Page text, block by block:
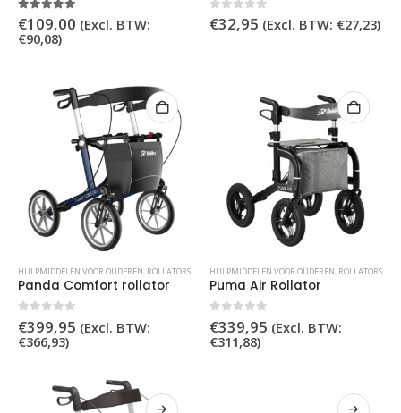
5.00 out of 5
€109,00 (Excl. BTW:
€90,08)
0out of 5
€32,95 (Excl. BTW: €27,23)
HULPMIDDELEN VOOR OUDEREN ROLLATORS
Panda Comfort rollator
0out of 5
€399,95 (Excl. BTW:
€366,93)
HULPMIDDELEN VOOR OUDEREN ROLLATORS
Puma Air Rollator
0out of 5
€339,95 (Excl. BTW:
€311,88)